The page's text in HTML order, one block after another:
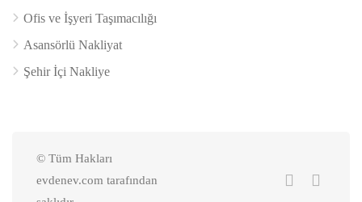
Ofis ve İşyeri Taşımacılığı
Asansörlü Nakliyat
Şehir İçi Nakliye
© Tüm Hakları
evdenev.com tarafından